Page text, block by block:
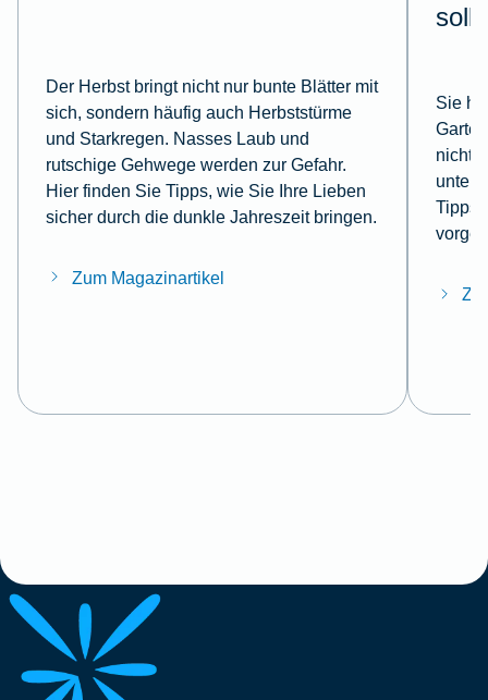
Der Herbst bringt nicht nur bunte Blätter mit
sich, sondern häufig auch Herbststürme
und Starkregen. Nasses Laub und
rutschige Gehwege werden zur Gefahr.
Hier finden Sie Tipps, wie Sie Ihre Lieben
sicher durch die dunkle Jahreszeit bringen.
Zum Magazinartikel
Sie
nicht,
Tipps,